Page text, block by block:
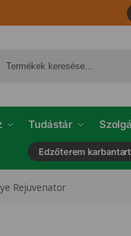
Tudástár
Edzőterem
Rejuvenator